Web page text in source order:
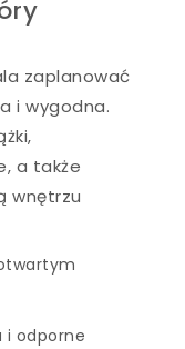
zaplanować
i wygodna.
a także
wnętrzu
i odporne